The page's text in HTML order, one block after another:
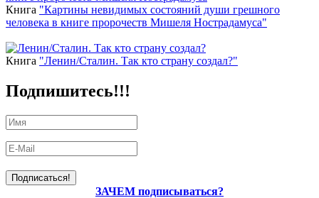
Книга "Картины невидимых состояний души грешного
человека в книге пророчеств Мишеля Нострадамуса"
Книга "Ленин/Сталин. Так кто страну создал?"
Подпишитесь!!!
ЗАЧЕМ подписываться?